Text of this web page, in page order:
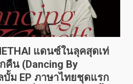
แดนซ์ในลุคสุดเท่
คืน (Dancing By
บั้ม EP ภาษาไทยชุดแรก